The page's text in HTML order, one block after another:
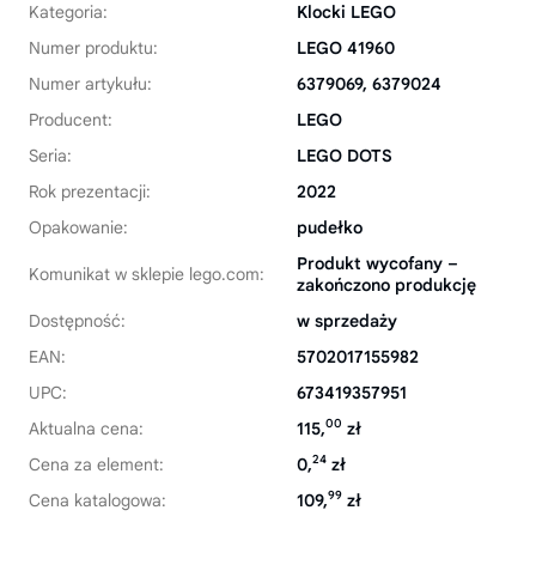
Kategoria:
Klocki LEGO
Numer produktu:
LEGO 41960
Numer artykułu:
6379069, 6379024
Producent:
LEGO
Seria:
LEGO DOTS
Rok prezentacji:
2022
Opakowanie:
pudełko
Komunikat w sklepie lego.com:
Produkt wycofany –
zakończono produkcję
Dostępność:
w sprzedaży
EAN:
5702017155982
UPC:
673419357951
Aktualna cena:
115,00 zł
Cena za element:
0,24 zł
Cena katalogowa:
109,99 zł